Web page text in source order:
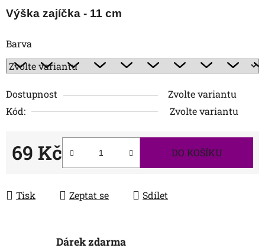
Výška zajíčka - 11 cm
Barva
Dostupnost
Zvolte variantu
Kód:
Zvolte variantu
69 Kč
Měrná cena:
DO KOŠÍKU
Tisk Zeptat se Sdílet
Dárek zdarma